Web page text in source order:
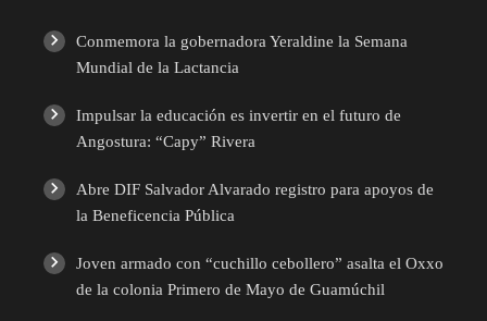
Conmemora la gobernadora Yeraldine la Semana
Mundial de la Lactancia
Impulsar la educación es invertir en el futuro de
Angostura: “Capy” Rivera
Abre DIF Salvador Alvarado registro para apoyos de
la Beneficencia Pública
Joven armado con “cuchillo cebollero” asalta el Oxxo
de la colonia Primero de Mayo de Guamúchil